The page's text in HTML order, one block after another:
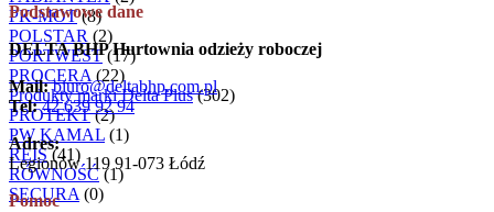
PK-MOT(8)
POLSTAR (2)
PORTWEST(17)
PROCERA (22)
Produkty marki Delta Plus(302)
PROTEKT(2)
PW KAMAL (1)
REIS(41)
RÓWNOŚĆ(1)
SECURA (0)
Podstawowe dane
DELTA BHP Hurtownia odzieży roboczej
Mail: biuro@deltabhp.com.pl
Tel: 42 639 92 94
Adres:
Legionów 119 91-073 Łódź
Pomoc